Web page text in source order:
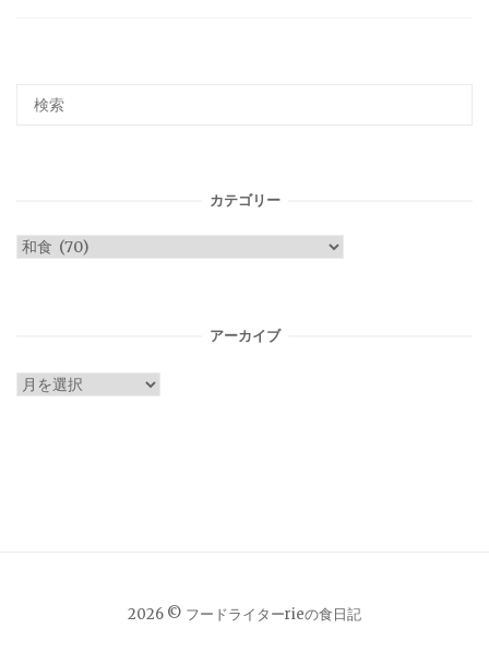
カテゴリー
カ
アーカイブ
ア
2026 © フードライターrieの食日記